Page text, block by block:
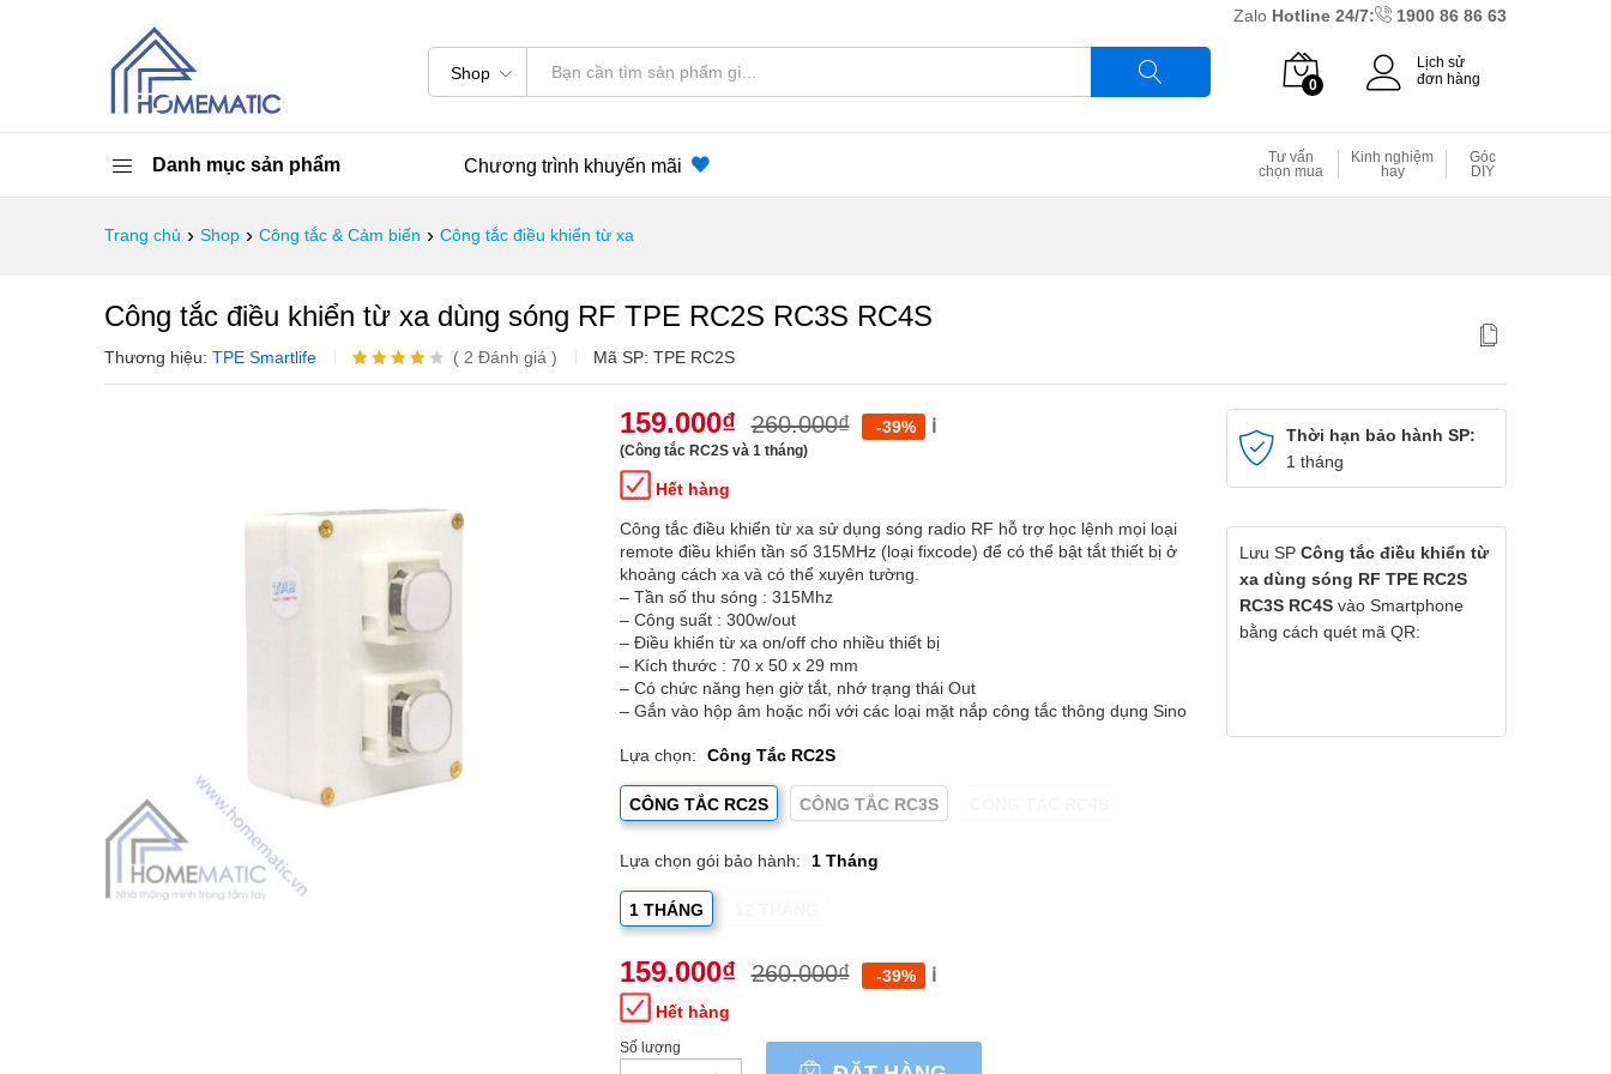
Zalo Hotline 24/7: 1900 86 86 63
Shop
0
Lịch sử
đơn hàng
Danh mục sản phẩm Chương trình khuyến mãi
Tư vấn
chọn mua
Kinh nghiệm
hay
Góc
DIY
Trang chủ › Shop › Công tắc & Cảm biến › Công tắc điều khiển từ xa
Công tắc điều khiển từ xa dùng sóng RF TPE RC2S RC3S RC4S
Thương hiệu: TPE Smartlife
Rated
2
( 2 Đánh giá ) Mã SP: TPE RC2S
159.000₫ 260.000₫ -39% ℹ️
(Công tắc RC2S và 1 tháng)
Hết hàng
Công tắc điều khiển từ xa sử dụng sóng radio RF hỗ trợ học lệnh mọi loại
remote điều khiển tần số 315MHz (loại fixcode) để có thể bật tắt thiết bị ở
khoảng cách xa và có thể xuyên tường.
– Tần số thu sóng : 315Mhz
– Công suất : 300w/out
– Điều khiển từ xa on/off cho nhiều thiết bị
– Kích thước : 70 x 50 x 29 mm
– Có chức năng hẹn giờ tắt, nhớ trạng thái Out
– Gắn vào hộp âm hoặc nổi với các loại mặt nắp công tắc thông dụng Sino
Lựa chọn: Công Tắc RC2S
CÔNG TẮC RC2S CÔNG TẮC RC3S
Lựa chọn gói bảo hành: 1 Tháng
1 THÁNG
159.000₫ 260.000₫ -39% ℹ️
Hết hàng
Công
Số lượng
Thời hạn bảo hành SP:
1 tháng
Lưu SP Công tắc điều khiển từ
xa dùng sóng RF TPE RC2S
RC3S RC4S vào Smartphone
bằng cách quét mã QR: